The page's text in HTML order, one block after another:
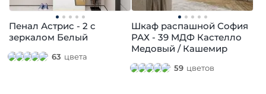
Пенал Астрис - 2 с
зеркалом Белый
63 цвета
Шкаф распашной София
РАХ - 39 МДФ Кастелло
Медовый / Кашемир
59 цветов